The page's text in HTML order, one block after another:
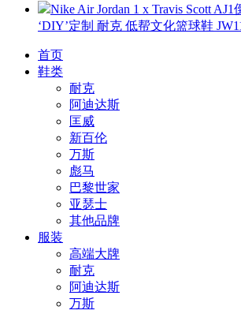
Nike Air Jordan 1 x Travis Scott
‘DIY’定制 耐克 低帮文化篮球鞋
首页
鞋类
耐克
阿迪达斯
匡威
新百伦
万斯
彪马
巴黎世家
亚瑟士
其他品牌
服装
高端大牌
耐克
阿迪达斯
万斯